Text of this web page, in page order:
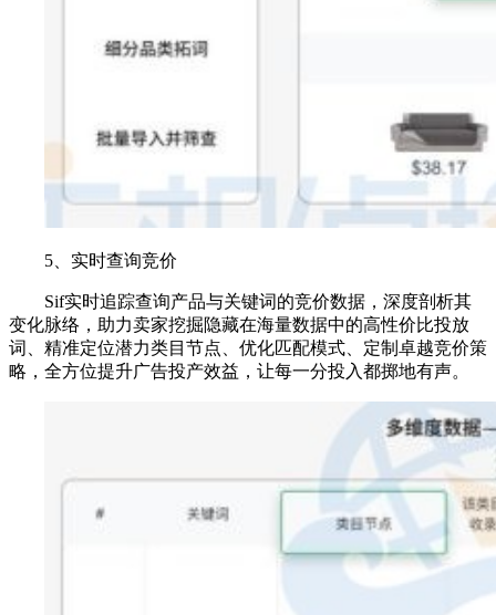
5、实时查询竞价
Sif实时追踪查询产品与关键词的竞价数据，深度剖析其
变化脉络，助力卖家挖掘隐藏在海量数据中的高性价比投放
词、精准定位潜力类目节点、优化匹配模式、定制卓越竞价策
略，全方位提升广告投产效益，让每一分投入都掷地有声。